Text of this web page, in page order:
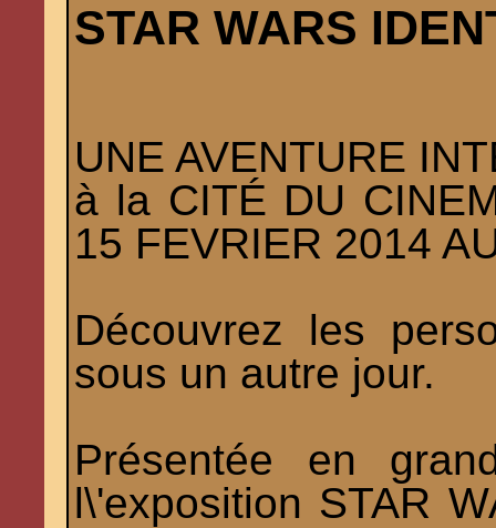
STAR WARS
UNE AVENTURE
à la CITÉ DU
15 FEVRIER 2014
Découvrez les
sous un autre jour.
Présentée en
l\'exposition STAR